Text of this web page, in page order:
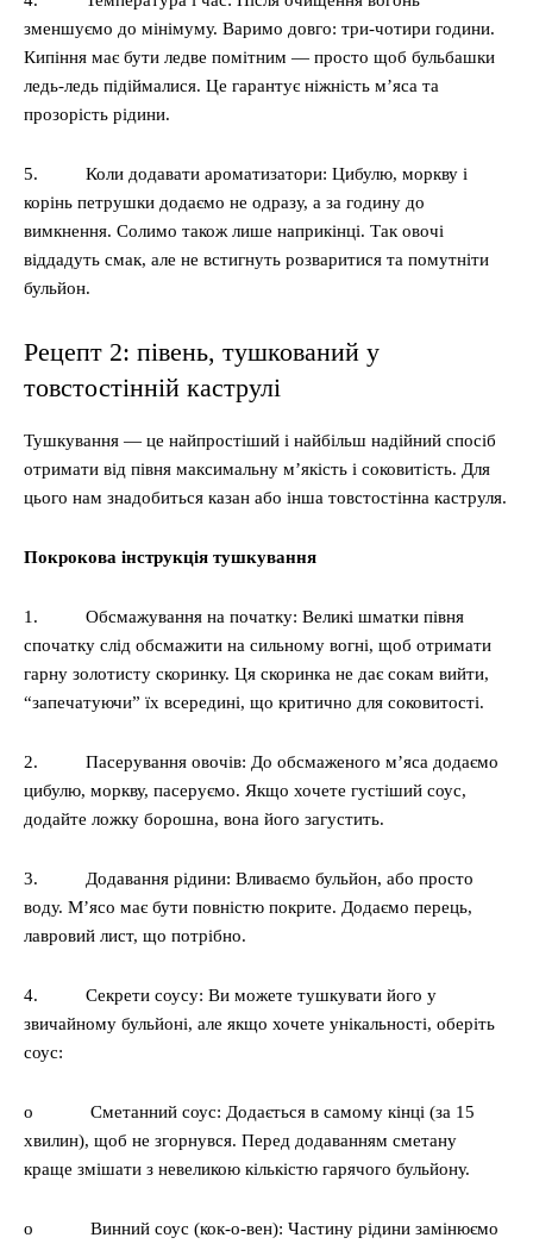
зменшуємо до мінімуму. Варимо довго: три-чотири години.
Кипіння має бути ледве помітним — просто щоб бульбашки
ледь-ледь підіймалися. Це гарантує ніжність м’яса та
прозорість рідини.
5. Коли додавати ароматизатори: Цибулю, моркву і
корінь петрушки додаємо не одразу, а за годину до
вимкнення. Солимо також лише наприкінці. Так овочі
віддадуть смак, але не встигнуть розваритися та помутніти
бульйон.
Рецепт 2: півень, тушкований у
товстостінній каструлі
Тушкування — це найпростіший і найбільш надійний спосіб
отримати від півня максимальну м’якість і соковитість. Для
цього нам знадобиться казан або інша товстостінна каструля.
Покрокова інструкція тушкування
1. Обсмажування на початку: Великі шматки півня
спочатку слід обсмажити на сильному вогні, щоб отримати
гарну золотисту скоринку. Ця скоринка не дає сокам вийти,
“запечатуючи” їх всередині, що критично для соковитості.
2. Пасерування овочів: До обсмаженого м’яса додаємо
цибулю, моркву, пасеруємо. Якщо хочете густіший соус,
додайте ложку борошна, вона його загустить.
3. Додавання рідини: Вливаємо бульйон, або просто
воду. М’ясо має бути повністю покрите. Додаємо перець,
лавровий лист, що потрібно.
4. Секрети соусу: Ви можете тушкувати його у
звичайному бульйоні, але якщо хочете унікальності, оберіть
соус:
o Сметанний соус: Додається в самому кінці (за 15
хвилин), щоб не згорнувся. Перед додаванням сметану
краще змішати з невеликою кількістю гарячого бульйону.
o Винний соус (кок-о-вен): Частину рідини замінюємо